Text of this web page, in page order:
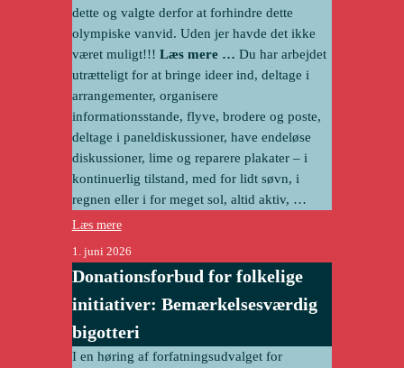
dette og valgte derfor at forhindre dette
olympiske vanvid. Uden jer havde det ikke
været muligt!!! Læs mere … Du har arbejdet
utrætteligt for at bringe ideer ind, deltage i
arrangementer, organisere
informationsstande, flyve, brodere og poste,
deltage i paneldiskussioner, have endeløse
diskussioner, lime og reparere plakater – i
kontinuerlig tilstand, med for lidt søvn, i
regnen eller i for meget sol, altid aktiv, …
Læs mere
1. juni 2026
Donationsforbud for folkelige
initiativer: Bemærkelsesværdig
bigotteri
I en høring af forfatningsudvalget for